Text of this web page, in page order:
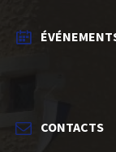
CONTACTS